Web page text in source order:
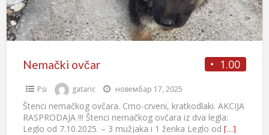
1.00
Nemački ovčar
Psi gataric новембар 17, 2025
Štenci nemačkog ovčara. Crno-crveni, kratkodlaki. AKCIJA
RASPRODAJA !!! Štenci nemačkog ovčara iz dva legla:
Leglo od 7.10.2025. – 3 mužjaka i 1 ženka Leglo od […]